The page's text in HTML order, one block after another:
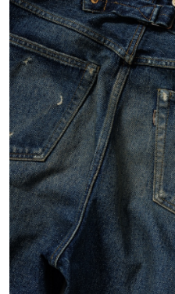
#ESSENTIAL DESIGNS
#NEW VINTAGE #マイ
#路地裏てぃーん。
#GH 銘品の所以 #フイ
#Commune H
#ととけん #FASHION
#LIFESTYLE
#SPORTS